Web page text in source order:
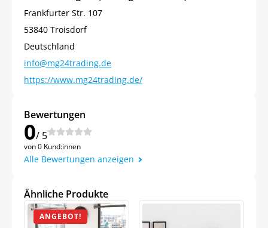
Frankfurter Str. 107
53840 Troisdorf
Deutschland
info@mg24trading.de
https://www.mg24trading.de/
Bewertungen
0/ 5
von 0 Kund:innen
Alle Bewertungen anzeigen
Ähnliche Produkte
ANGEBOT!
auf Ihre erste Bestellung sichern!
Meinen Code senden
Bleiben Sie auf dem Laufenden über
Neuigkeiten und Angebote.
Marketingkommunikation verarbeiten. Lesen Sie unsere
Datenschutzrichtlinie.